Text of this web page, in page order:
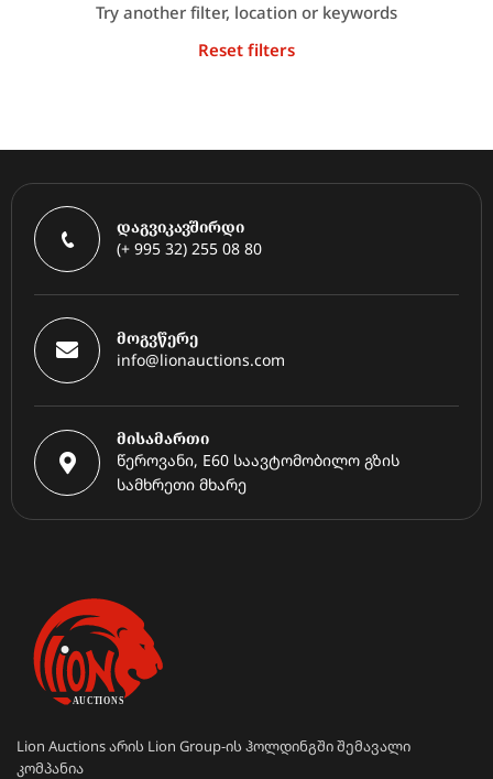
Try another filter, location or keywords
Reset filters
დაგვიკავშირდი
(+ 995 32) 255 08 80
მოგვწერე
info@lionauctions.com
მისამართი
წეროვანი, E60 საავტომობილო გზის
სამხრეთი მხარე
Lion Auctions არის Lion Group-ის ჰოლდინგში შემავალი
კომპანია